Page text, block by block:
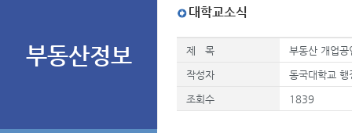
부동산정보
대학교소식
제 목 부동산 개업
작성자 동국대학교 행
조회수 1839